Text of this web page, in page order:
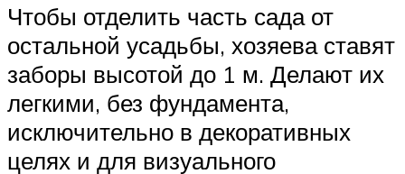
Чтобы отделить часть сада от
остальной усадьбы, хозяева ставят
заборы высотой до 1 м. Делают их
легкими, без фундамента,
исключительно в декоративных
целях и для визуального